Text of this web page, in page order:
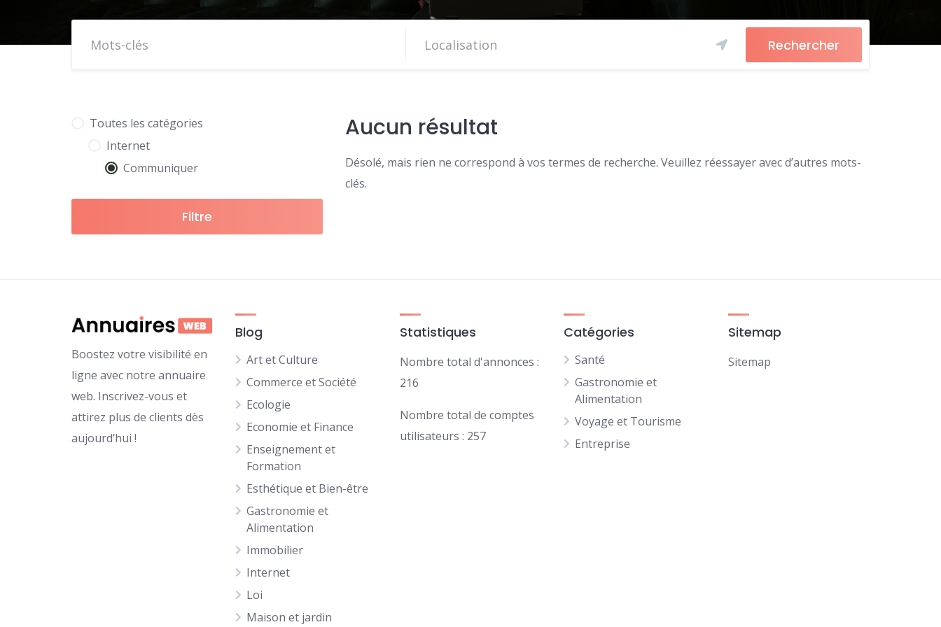
Rechercher
Toutes les catégories
Internet
Communiquer
Filtre
Aucun résultat
Désolé, mais rien ne correspond à vos termes de recherche. Veuillez réessayer avec d’autres mots-
clés.
Boostez votre visibilité en
ligne avec notre annuaire
web. Inscrivez-vous et
attirez plus de clients dès
aujourd’hui !
Blog
Art et Culture
Commerce et Société
Ecologie
Economie et Finance
Enseignement et
Formation
Esthétique et Bien-être
Gastronomie et
Alimentation
Immobilier
Internet
Loi
Maison et jardin
Statistiques
Nombre total d'annonces :
216
Nombre total de comptes
utilisateurs : 257
Catégories
Santé
Gastronomie et
Alimentation
Voyage et Tourisme
Entreprise
Sitemap
Sitemap